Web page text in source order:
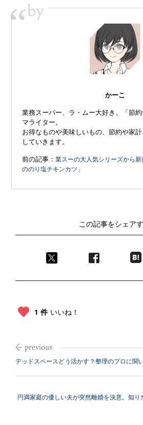
“by
かーこ
業務スーパー、ラ・ムー大好き、「節
マライター。
お得なものや美味しいもの、節約や家
していきます。
前の記事：業スーの大人気シリーズから
ののり塩チキンカツ」
この記事をシェア
1 件 いいね！
デッドスペースどう活かす？整理のプロに聞
円満家庭の優しい夫が突然離婚を決意。知り